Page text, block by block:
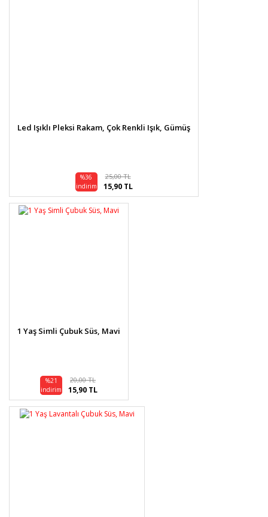
Led Işıklı Pleksi Rakam, Çok Renkli Işık, Gümüş
%36
indirim
25,00 TL
15,90 TL
1 Yaş Simli Çubuk Süs, Mavi
%21
indirim
20,00 TL
15,90 TL